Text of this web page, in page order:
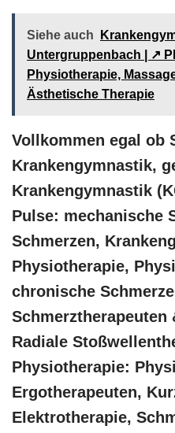
Siehe auch
Untergruppenbach | ↗️
Physiotherapie,
Ästhetische Therapie
Vollkommen egal ob
Krankengymnastik,
Krankengymnastik
Pulse: mechanische
Schmerzen,
Physiotherapie,
chronische
Schmerztherapeuten
Radiale
Physiotherapie:
Ergotherapeuten,
Elektrotherapie,